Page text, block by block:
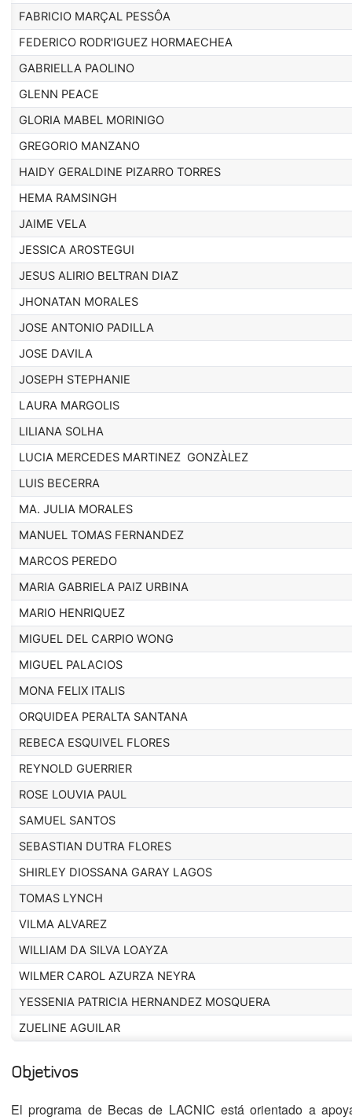
FABRICIO MARÇAL PESSÔA
FEDERICO RODR'IGUEZ HORMAECHEA
GABRIELLA PAOLINO
GLENN PEACE
GLORIA MABEL MORINIGO
GREGORIO MANZANO
HAIDY GERALDINE PIZARRO TORRES
HEMA RAMSINGH
JAIME VELA
JESSICA AROSTEGUI
JESUS ALIRIO BELTRAN DIAZ
JHONATAN MORALES
JOSE ANTONIO PADILLA
JOSE DAVILA
JOSEPH STEPHANIE
LAURA MARGOLIS
LILIANA SOLHA
LUCIA MERCEDES MARTINEZ GONZÀLEZ
LUIS BECERRA
MA. JULIA MORALES
MANUEL TOMAS FERNANDEZ
MARCOS PEREDO
MARIA GABRIELA PAIZ URBINA
MARIO HENRIQUEZ
MIGUEL DEL CARPIO WONG
MIGUEL PALACIOS
MONA FELIX ITALIS
ORQUIDEA PERALTA SANTANA
REBECA ESQUIVEL FLORES
REYNOLD GUERRIER
ROSE LOUVIA PAUL
SAMUEL SANTOS
SEBASTIAN DUTRA FLORES
SHIRLEY DIOSSANA GARAY LAGOS
TOMAS LYNCH
VILMA ALVAREZ
WILLIAM DA SILVA LOAYZA
WILMER CAROL AZURZA NEYRA
YESSENIA PATRICIA HERNANDEZ MOSQUERA
ZUELINE AGUILAR
Objetivos
El programa de Becas de LACNIC está orientado a